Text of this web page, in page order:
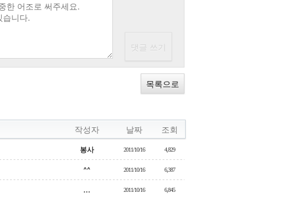
목록으로
작성자 날짜 조회
봉사 2011/10/16 4,829
^^ 2011/10/16 6,387
... 2011/10/16 6,845